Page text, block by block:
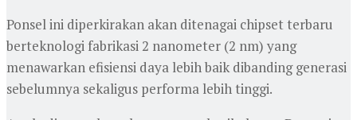
‎Ponsel ini diperkirakan akan ditenagai chipset terbaru
berteknologi fabrikasi 2 nanometer (2 nm) yang
menawarkan efisiensi daya lebih baik dibanding generasi
sebelumnya sekaligus performa lebih tinggi.